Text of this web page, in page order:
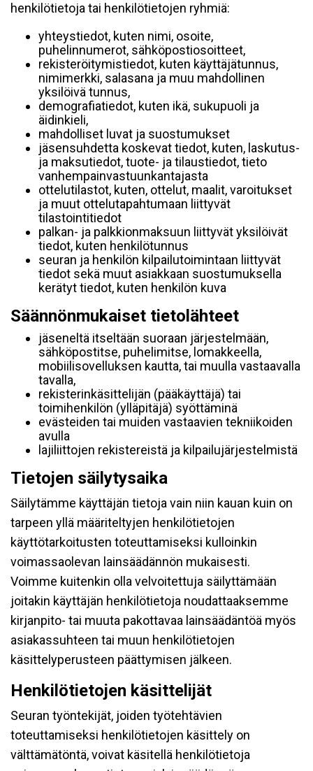
henkilötietoja tai henkilötietojen ryhmiä:
yhteystiedot, kuten nimi, osoite,
puhelinnumerot, sähköpostiosoitteet,
rekisteröitymistiedot, kuten käyttäjätunnus,
nimimerkki, salasana ja muu mahdollinen
yksilöivä tunnus,
demografiatiedot, kuten ikä, sukupuoli ja
äidinkieli,
mahdolliset luvat ja suostumukset
jäsensuhdetta koskevat tiedot, kuten, laskutus-
ja maksutiedot, tuote- ja tilaustiedot, tieto
vanhempainvastuunkantajasta
ottelutilastot, kuten, ottelut, maalit, varoitukset
ja muut ottelutapahtumaan liittyvät
tilastointitiedot
palkan- ja palkkionmaksuun liittyvät yksilöivät
tiedot, kuten henkilötunnus
seuran ja henkilön kilpailutoimintaan liittyvät
tiedot sekä muut asiakkaan suostumuksella
kerätyt tiedot, kuten henkilön kuva
Säännönmukaiset tietolähteet
jäseneltä itseltään suoraan järjestelmään,
sähköpostitse, puhelimitse, lomakkeella,
mobiilisovelluksen kautta, tai muulla vastaavalla
tavalla,
rekisterinkäsittelijän (pääkäyttäjä) tai
toimihenkilön (ylläpitäjä) syöttäminä
evästeiden tai muiden vastaavien tekniikoiden
avulla
lajiliittojen rekistereistä ja kilpailujärjestelmistä
Tietojen säilytysaika
Säilytämme käyttäjän tietoja vain niin kauan kuin on
tarpeen yllä määriteltyjen henkilötietojen
käyttötarkoitusten toteuttamiseksi kulloinkin
voimassaolevan lainsäädännön mukaisesti.
Voimme kuitenkin olla velvoitettuja säilyttämään
joitakin käyttäjän henkilötietoja noudattaaksemme
kirjanpito- tai muuta pakottavaa lainsäädäntöä myös
asiakassuhteen tai muun henkilötietojen
käsittelyperusteen päättymisen jälkeen.
Henkilötietojen käsittelijät
Seuran työntekijät, joiden työtehtävien
toteuttamiseksi henkilötietojen käsittely on
välttämätöntä, voivat käsitellä henkilötietoja